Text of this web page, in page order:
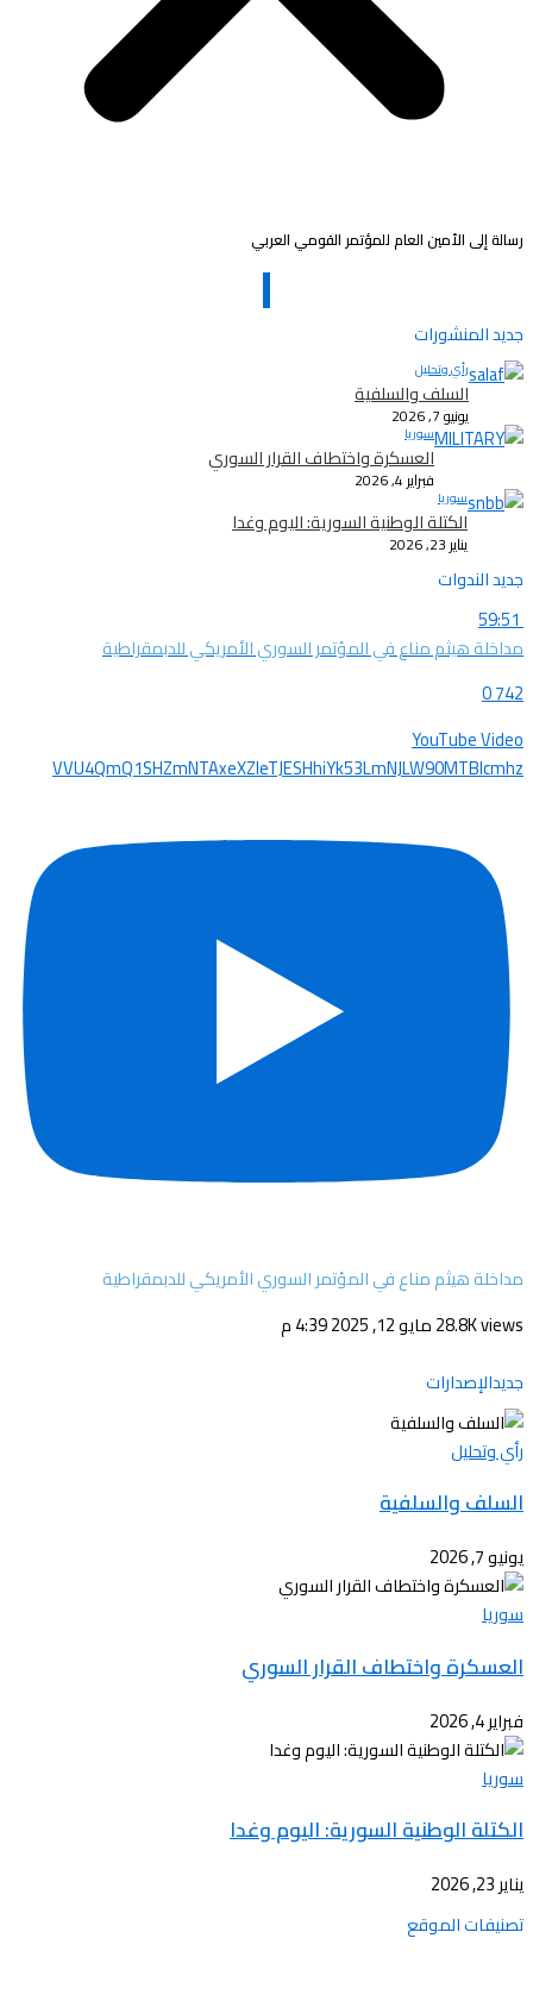
رسالة إلى الأمين العام للمؤتمر القومي العربي
جديد المنشورات
رأي وتحليل
السلف والسلفية
يونيو 7, 2026
سوريا
العسكرة واختطاف القرار السوري
فبراير 4, 2026
سوريا
الكتلة الوطنية السورية: اليوم وغدا
يناير 23, 2026
جديد الندوات
59:51
مداخلة هيثم مناع في المؤتمر السوري الأمريكي للدبمقراطية
742
0
YouTube Video
VVU4QmQ1SHZmNTAxeXZleTJESHhiYk53LmNJLW90MTBIcmhz
مداخلة هيثم مناع في المؤتمر السوري الأمريكي للدبمقراطية
28.8K viewsمايو 12, 2025 4:39 م
جديدالإصدارات
رأي وتحليل
السلف والسلفية
يونيو 7, 2026
سوريا
العسكرة واختطاف القرار السوري
فبراير 4, 2026
سوريا
الكتلة الوطنية السورية: اليوم وغدا
يناير 23, 2026
تصنيفات الموقع